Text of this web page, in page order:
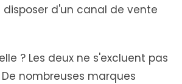
disposer d'un canal de vente
? Les deux ne s'excluent pas
nombreuses marques